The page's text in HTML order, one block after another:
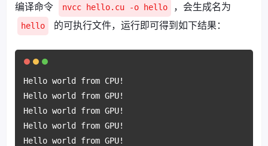
编译命令 nvcc hello.cu -o hello ，会生成名为
hello 的可执行文件，运行即可得到如下结果：
Hello world from CPU!
Hello world from GPU!
Hello world from GPU!
Hello world from GPU!
Hello world from GPU!